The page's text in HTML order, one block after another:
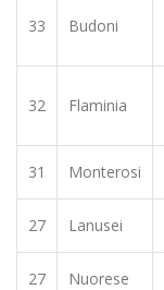
33 Budoni
32 Flaminia
31 Monterosi
27 Lanusei
27 Nuorese